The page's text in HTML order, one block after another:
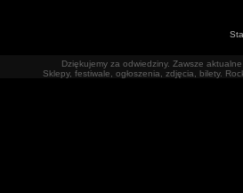
Dziękujemy za odwiedziny. Zawsze
Sklepy, festiwale, ogłoszenia, zdjęcia, bilety.